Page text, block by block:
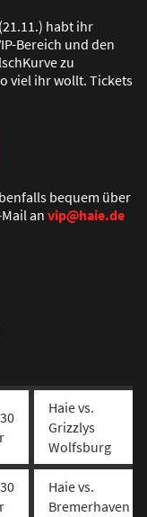
habt ihr
Bereich und den
zu
viel ihr wollt. Tickets
bequem über
anvip@haie.de
Haie vs.
Grizzlys
Wolfsburg
Haie vs.
Bremerhaven